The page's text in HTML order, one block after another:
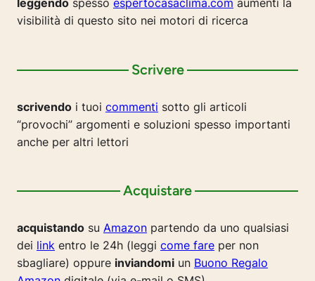
leggendo spesso espertocasaclima.com aumenti la
visibilità di questo sito nei motori di ricerca
Scrivere
scrivendo i tuoi commenti sotto gli articoli
“provochi” argomenti e soluzioni spesso importanti
anche per altri lettori
Acquistare
acquistando su Amazon partendo da uno qualsiasi
dei link entro le 24h (leggi come fare per non
sbagliare) oppure inviandomi un Buono Regalo